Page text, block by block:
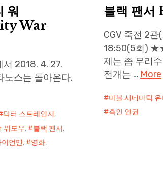
워
War
서 2018. 4. 27.
스는 돌아온다.
닥터 스트레인지,
위도우, 블랙 팬서,
이언맨, 영화,
블랙 팬
CGV 죽전 2관
18:50(5회)
제는 좀 무리
전개는 … More
마블 시네마틱
흑인 인권